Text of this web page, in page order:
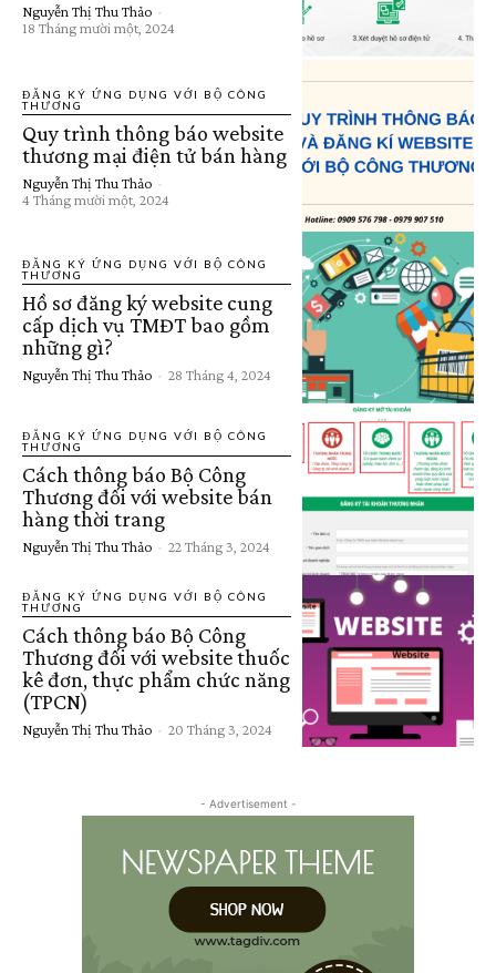
Nguyễn Thị Thu Thảo -
18 Tháng mười một, 2024
ĐĂNG KÝ ỨNG DỤNG VỚI BỘ CÔNG
THƯƠNG
Quy trình thông báo website
thương mại điện tử bán hàng
Nguyễn Thị Thu Thảo -
4 Tháng mười một, 2024
ĐĂNG KÝ ỨNG DỤNG VỚI BỘ CÔNG
THƯƠNG
Hồ sơ đăng ký website cung
cấp dịch vụ TMĐT bao gồm
những gì?
Nguyễn Thị Thu Thảo - 28 Tháng 4, 2024
ĐĂNG KÝ ỨNG DỤNG VỚI BỘ CÔNG
THƯƠNG
Cách thông báo Bộ Công
Thương đối với website bán
hàng thời trang
Nguyễn Thị Thu Thảo - 22 Tháng 3, 2024
ĐĂNG KÝ ỨNG DỤNG VỚI BỘ CÔNG
THƯƠNG
Cách thông báo Bộ Công
Thương đối với website thuốc
kê đơn, thực phẩm chức năng
(TPCN)
Nguyễn Thị Thu Thảo - 20 Tháng 3, 2024
- Advertisement -